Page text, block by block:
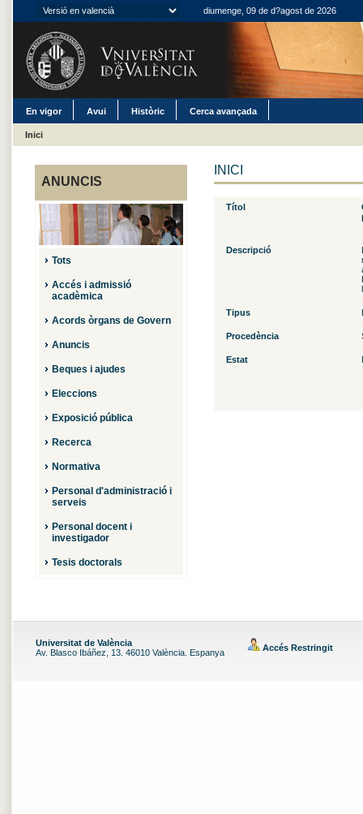
diumenge, 09 de d?agost de 2026
En vigor Avui Històric Cerca avançada
Inici
ANUNCIS
Tots
Accés i admissió
acadèmica
Acords òrgans de Govern
Anuncis
Beques i ajudes
Eleccions
Exposició pública
Recerca
Normativa
Personal d'administració i
serveis
Personal docent i
investigador
Tesis doctorals
INICI
Títol
Descripció
Tipus
Procedència
Estat
Universitat de València
Av. Blasco Ibáñez, 13. 46010 València. Espanya
Accés Restringit